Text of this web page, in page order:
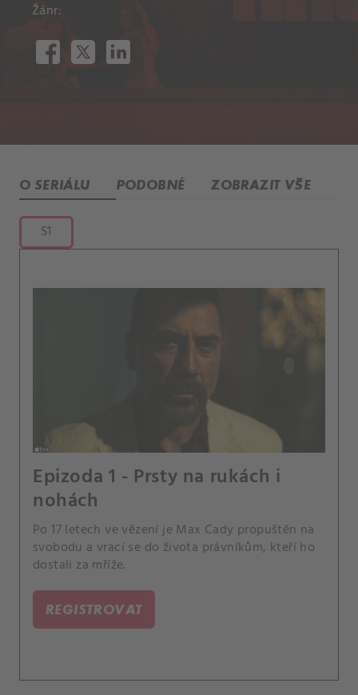
Žánr:
O SERIÁLU PODOBNÉ ZOBRAZIT VŠE
S1
Epizoda 1 - Prsty na rukách i
nohách
Po 17 letech ve vězení je Max Cady propuštěn na
svobodu a vrací se do života právníkům, kteří ho
dostali za mříže.
REGISTROVAT